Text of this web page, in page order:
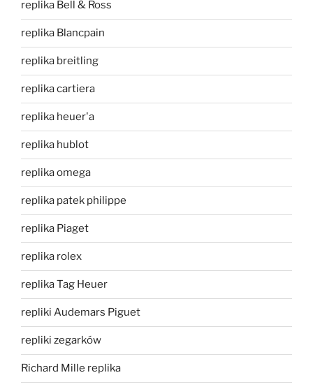
replika Bell & Ross
replika Blancpain
replika breitling
replika cartiera
replika heuer'a
replika hublot
replika omega
replika patek philippe
replika Piaget
replika rolex
replika Tag Heuer
repliki Audemars Piguet
repliki zegarków
Richard Mille replika